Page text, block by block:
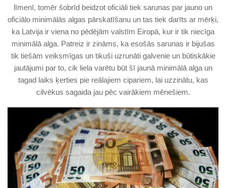
līmenī, tomēr šobrīd beidzot oficiāli tiek sarunas par jauno un
oficiālo minimālās algas pārskatīšanu un tas tiek darīts ar mērķi,
ka Latvija ir viena no pēdējām valstīm Eiropā, kur ir tik niecīga
minimālā alga. Patreiz ir zināms, ka esošās sarunas ir bijušas
tik tiešām veiksmīgas un tikuši uzrunāti galvenie un būtiskākie
jautājumi par to, cik liela varētu būt šī jaunā minimālā alga un
tagad laiks ķerties pie reālajiem cipariem, lai uzzinātu, kas
cilvēkus sagaida jau pēc vairākiem mēnešiem.